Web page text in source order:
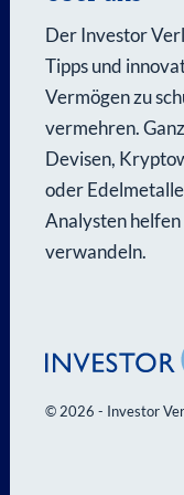
Der Investor
Tipps und
Vermögen zu
vermehren.
Devisen,
oder
Analysten
verwandeln.
© 2026 - Investor